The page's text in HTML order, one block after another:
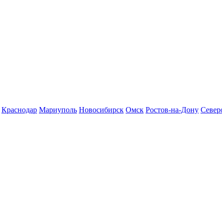
Краснодар Мариуполь Новосибирск Омск Ростов-на-Дону